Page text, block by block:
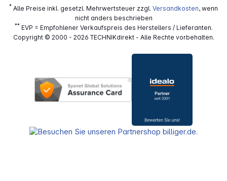
* Alle Preise inkl. gesetzl. Mehrwertsteuer zzgl. Versandkosten, wenn
nicht anders beschrieben
**EVP = Empfohlener Verkaufspreis des Herstellers / Lieferanten.
Copyright © 2000 - 2026 TECHNIKdirekt - Alle Rechte vorbehalten.